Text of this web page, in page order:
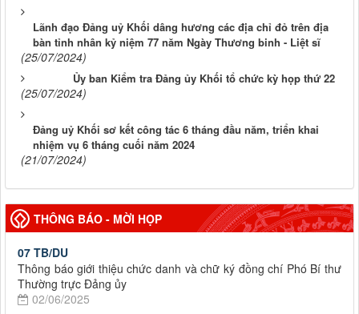
Lãnh đạo Đảng uỷ Khối dâng hương các địa chỉ đỏ trên địa
bàn tỉnh nhân kỷ niệm 77 năm Ngày Thương binh - Liệt sĩ
(25/07/2024)
Ủy ban Kiểm tra Đảng ủy Khối tổ chức kỳ họp thứ 22
(25/07/2024)
Đảng uỷ Khối sơ kết công tác 6 tháng đầu năm, triển khai
nhiệm vụ 6 tháng cuối năm 2024
(21/07/2024)
THÔNG BÁO - MỜI HỌP
07 TB/DU
Thông báo giới thiệu chức danh và chữ ký đồng chí Phó Bí thư
Thường trực Đảng ủy
02/06/2025